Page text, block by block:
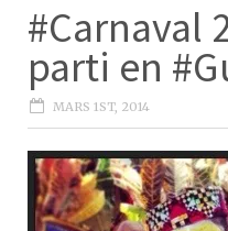
#Carnaval
parti en
MARS 1ST, 2014